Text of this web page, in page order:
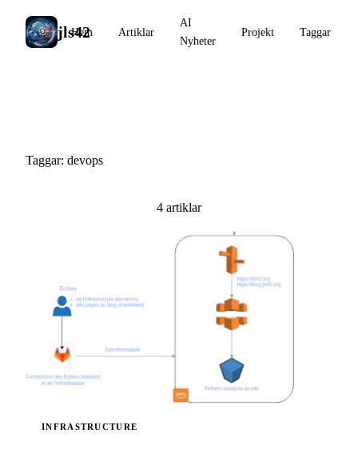
jls42
Hem Artiklar
AI
Nyheter
Projekt Taggar
Taggar: devops
4 artiklar
INFRASTRUCTURE